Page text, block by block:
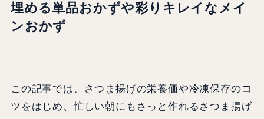
埋める単品おかずや彩りキレイなメイ
ンおかず
この記事では、さつま揚げの栄養価や冷凍保存のコ
ツをはじめ、忙しい朝にもさっと作れるさつま揚げ